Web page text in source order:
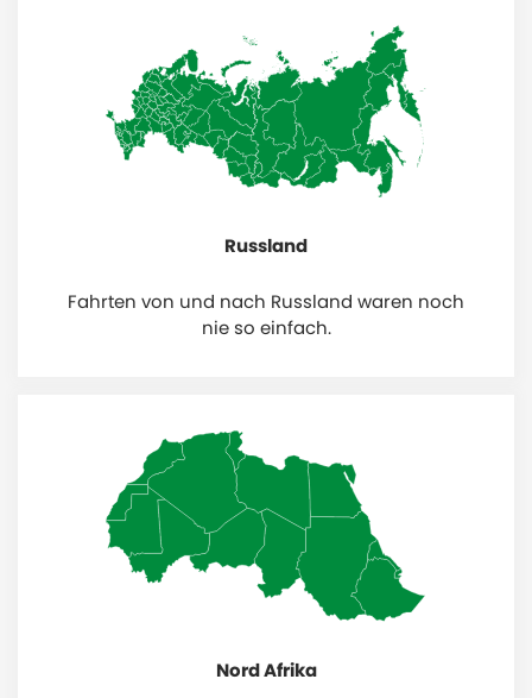
Russland
Fahrten von und nach Russland waren noch
nie so einfach.
Nord Afrika